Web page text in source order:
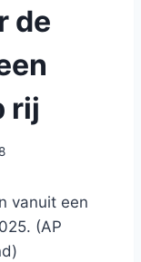
de
rij
vanuit een
(AP